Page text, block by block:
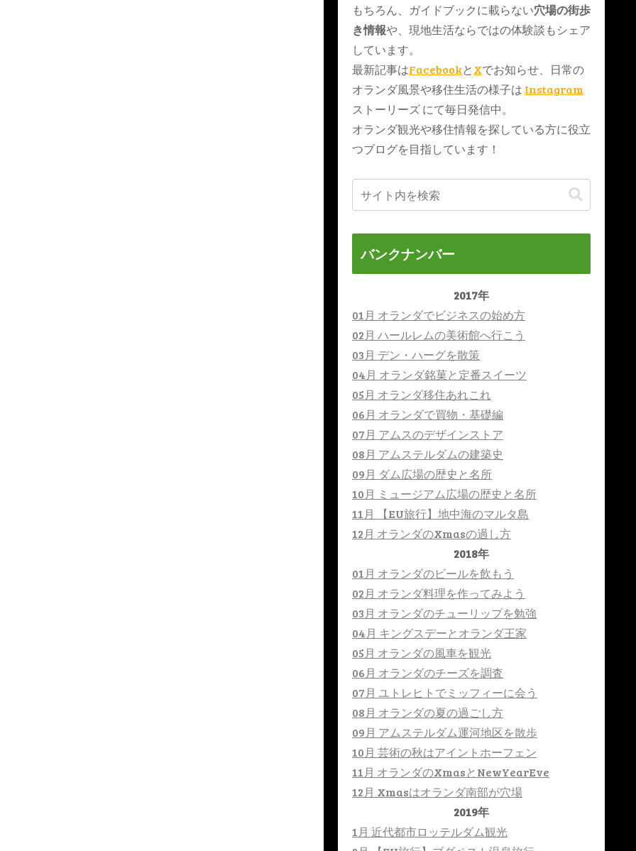
もちろん、ガイドブックに載らない穴場の街歩
き情報や、現地生活ならではの体験談もシェア
しています。
最新記事はFacebookとXでお知らせ、日常の
オランダ風景や移住生活の様子は Instagram
ストーリーズ にて毎日発信中。
オランダ観光や移住情報を探している方に役立
つブログを目指しています！
バンクナンバー
2017年
01月 オランダでビジネスの始め方
02月 ハールレムの美術館へ行こう
03月 デン・ハーグを散策
04月 オランダ銘菓と定番スイーツ
05月 オランダ移住あれこれ
06月 オランダで買物・基礎編
07月 アムスのデザインストア
08月 アムステルダムの建築史
09月 ダム広場の歴史と名所
10月 ミュージアム広場の歴史と名所
11月 【EU旅行】地中海のマルタ島
12月 オランダのXmasの過し方
2018年
01月 オランダのビールを飲もう
02月 オランダ料理を作ってみよう
03月 オランダのチューリップを勉強
04月 キングスデーとオランダ王家
05月 オランダの風車を観光
06月 オランダのチーズを調査
07月 ユトレヒトでミッフィーに会う
08月 オランダの夏の過ごし方
09月 アムステルダム運河地区を散歩
10月 芸術の秋はアイントホーフェン
11月 オランダのXmasとNewYearEve
12月 Xmasはオランダ南部が穴場
2019年
1月 近代都市ロッテルダム観光